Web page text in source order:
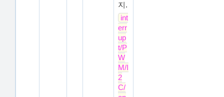
지.
int
err
up
t/P
W
M/I
2
C/